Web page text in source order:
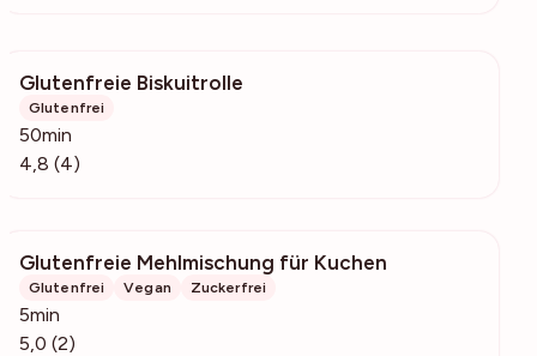
Glutenfreie Biskuitrolle
Glutenfrei
50min
4,8 (4)
Glutenfreie Mehlmischung für Kuchen
Glutenfrei Vegan Zuckerfrei
5min
5,0 (2)